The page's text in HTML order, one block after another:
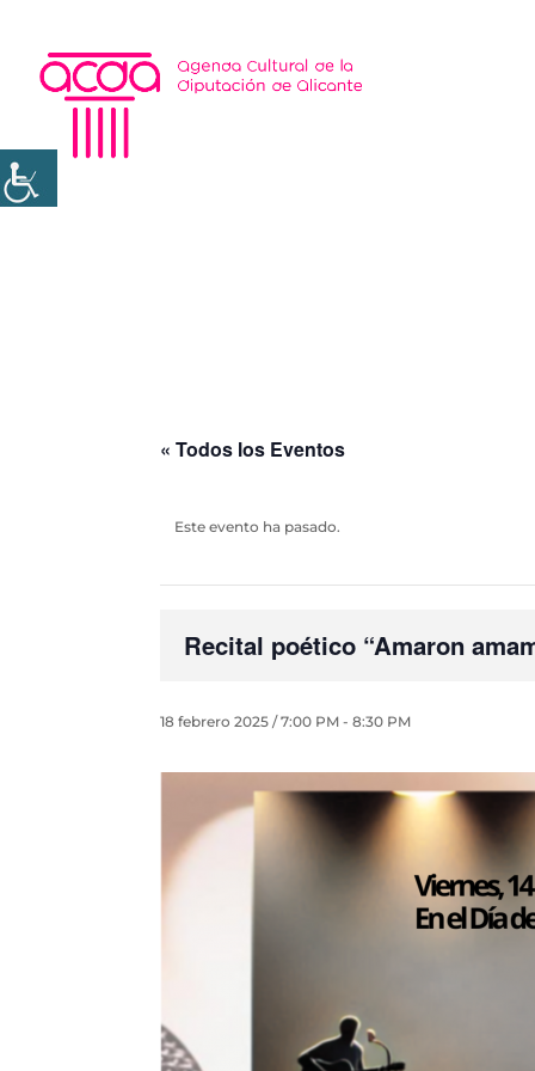
« Todos los Eventos
Este evento ha pasado.
Recital poético “Amaron
18 febrero 2025 / 7:00 PM -8:30 PM